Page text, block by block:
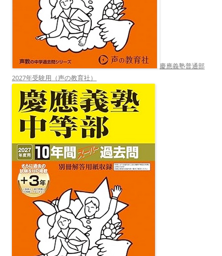
慶應義塾普通部
2027年受験用（声の教育社）